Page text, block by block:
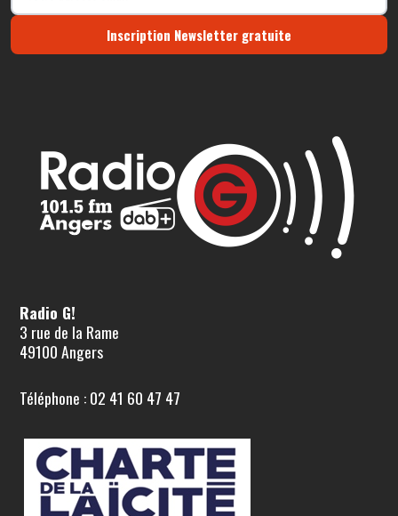
Inscription Newsletter gratuite
Radio G!
3 rue de la Rame
49100 Angers
Téléphone : 02 41 60 47 47